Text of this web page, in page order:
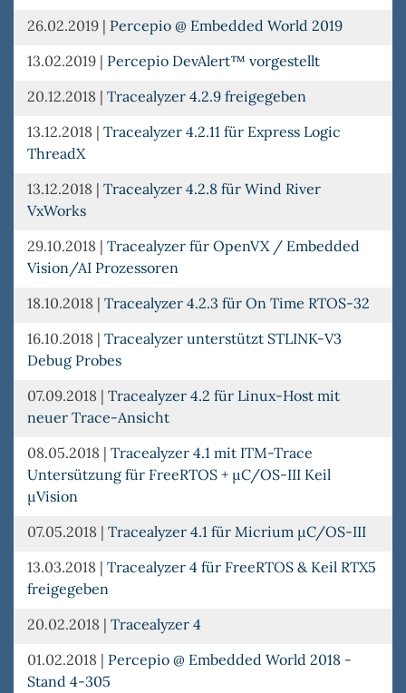
26.02.2019 | Percepio @ Embedded World 2019
13.02.2019 | Percepio DevAlert™ vorgestellt
20.12.2018 | Tracealyzer 4.2.9 freigegeben
13.12.2018 | Tracealyzer 4.2.11 für Express Logic
ThreadX
13.12.2018 | Tracealyzer 4.2.8 für Wind River
VxWorks
29.10.2018 | Tracealyzer für OpenVX / Embedded
Vision/AI Prozessoren
18.10.2018 | Tracealyzer 4.2.3 für On Time RTOS-32
16.10.2018 | Tracealyzer unterstützt STLINK-V3
Debug Probes
07.09.2018 | Tracealyzer 4.2 für Linux-Host mit
neuer Trace-Ansicht
08.05.2018 | Tracealyzer 4.1 mit ITM-Trace
Untersützung für FreeRTOS + µC/OS-III Keil
µVision
07.05.2018 | Tracealyzer 4.1 für Micrium µC/OS-III
13.03.2018 | Tracealyzer 4 für FreeRTOS & Keil RTX5
freigegeben
20.02.2018 | Tracealyzer 4
01.02.2018 | Percepio @ Embedded World 2018 -
Stand 4-305